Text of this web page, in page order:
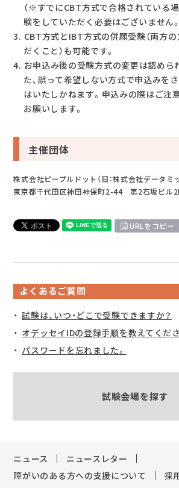
（※すでにCBT方式で合格されている
験をしていただく必要はございません。
CBT方式とIBT方式の併願受験（両方
だくこと）も可能です。
お申込み後の受験方式の変更は認めら
た、誤って希望しない方式で申込みを
はいたしかねます。申込みの際はご注
お願いします。
主催団体
株式会社ピープルドット（旧：株式会社データミ
東京都千代田区神田神保町2-44 第2石坂ビル
URLをコピー
よくあるご質問
試験は、いつ・どこで受験できますか？
オデッセイIDの登録手順を教えてくださ
パスワードを忘れました。
試験会場を探す
ニュース
ニュースレター
障がいのある方への支援について
採